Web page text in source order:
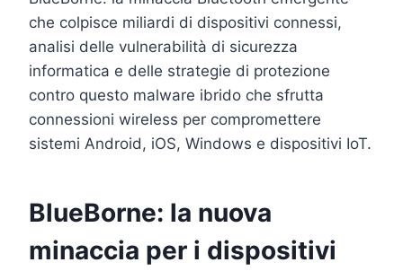
che colpisce miliardi di dispositivi connessi,
analisi delle vulnerabilità di sicurezza
informatica e delle strategie di protezione
contro questo malware ibrido che sfrutta
connessioni wireless per compromettere
sistemi Android, iOS, Windows e dispositivi IoT.
BlueBorne: la nuova
minaccia per i dispositivi